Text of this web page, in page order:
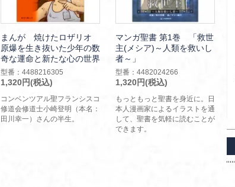
まんが 焼けたロザリオ
原爆を生き抜いた少年の数
奇な運命と新たな心の世界
型番：4488216305
1,320円(税込)
コンベンツアル聖フランシスコ
修道会修道士小崎登明（本名：
田川幸一）さんの半生。
マンガ聖書 第1巻 「救世
主(メシア)～人類を救いし
者～」
型番：4482024266
1,320円(税込)
もっともっと聖書を身近に。日
本人漫画家によるイラストを通
して、聖書を気軽に読むことが
できます。